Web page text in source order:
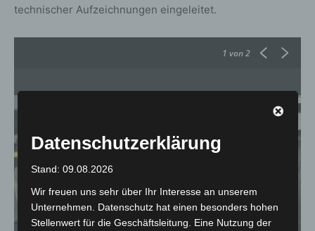
technischer Aufzeichnungen eingeleitet.
1 von 2
Datenschutzerklärung
Stand: 09.08.2026
Wir freuen uns sehr über Ihr Interesse an unserem
Unternehmen. Datenschutz hat einen besonders hohen
Stellenwert für die Geschäftsleitung. Eine Nutzung der